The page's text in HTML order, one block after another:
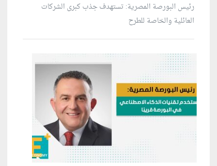
رئيس البورصة المصرية: تستهدف جذب كبرى الشركات
العائلية والخاصة للطرح